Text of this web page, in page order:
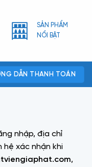
SẢN PHẨM
NỔI BẬT
DẪN THANH TOÁN
nhập, địa chỉ
hệ xác nhận khi
,